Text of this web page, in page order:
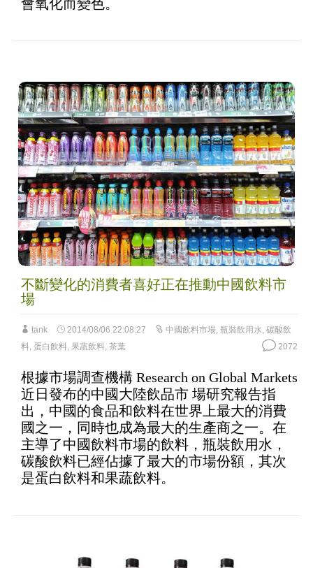
會氧化而變色。
不斷變化的消費者喜好正在推動中國飲料市
場
tank 2014/08/06 22:08:27 中國飲料市場, 瓶裝飲用水, 碳酸飲
料, 蛋白飲料, 果蔬飲料, 茶葉 2072
根據市場調查機構 Research on Global Markets
近日發布的中國大陸飲品市 場研究報告指
出，中國的食品和飲料在世界上最大的消費
國之一，同時也成為最大的生產商之一。在
主導了中國飲料市場的飲料，瓶裝飲用水，
碳酸飲料已經佔據了最大的市場份額，其次
是蛋白飲料和果蔬飲料。